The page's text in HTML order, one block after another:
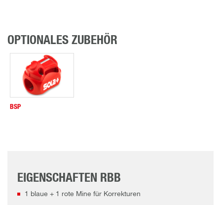
OPTIONALES ZUBEHÖR
BSP
EIGENSCHAFTEN RBB
1 blaue + 1 rote Mine für Korrekturen